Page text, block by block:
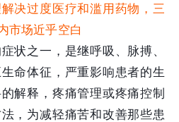
决过度医疗和滥用药物，三
市场近乎空白
状之一，是继呼吸、脉搏、
命体征，严重影响患者的生
解释，疼痛管理或疼痛控制
，为减轻痛苦和改善那些患